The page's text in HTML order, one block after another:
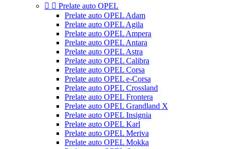
  Prelate auto OPEL
Prelate auto OPEL Adam
Prelate auto OPEL Agila
Prelate auto OPEL Ampera
Prelate auto OPEL Antara
Prelate auto OPEL Astra
Prelate auto OPEL Calibra
Prelate auto OPEL Corsa
Prelate auto OPEL e-Corsa
Prelate auto OPEL Crossland
Prelate auto OPEL Frontera
Prelate auto OPEL Grandland X
Prelate auto OPEL Insignia
Prelate auto OPEL Karl
Prelate auto OPEL Meriva
Prelate auto OPEL Mokka